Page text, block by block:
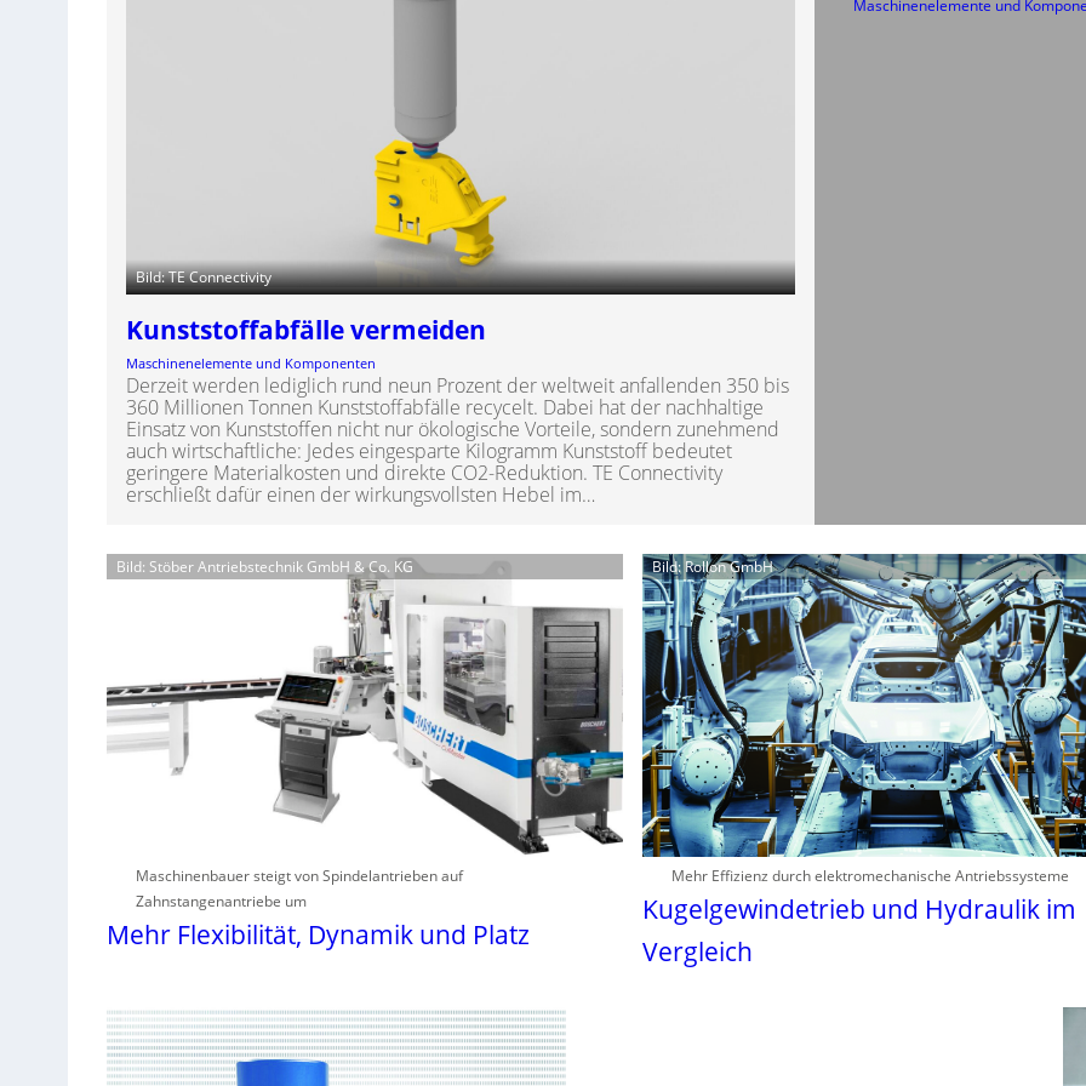
Bild: TE Connectivity
Kunststoffabfälle vermeiden
Maschinenelemente und Komponenten
Derzeit werden lediglich rund neun Prozent der weltweit anfallenden 350 bis
360 Millionen Tonnen Kunststoffabfälle recycelt. Dabei hat der nachhaltige
Einsatz von Kunststoffen nicht nur ökologische Vorteile, sondern zunehmend
auch wirtschaftliche: Jedes eingesparte Kilogramm Kunststoff bedeutet
geringere Materialkosten und direkte CO2-Reduktion. TE Connectivity
erschließt dafür einen der wirkungsvollsten Hebel im…
Maschinenelemente und
Bild: Stöber Antriebstechnik GmbH & Co. KG
Maschinenbauer steigt von Spindelantrieben auf
Zahnstangenantriebe um
Mehr Flexibilität, Dynamik und Platz
Bild: Rollon GmbH
Mehr Effizienz durch elektromechanische Antriebssysteme
Kugelgewindetrieb und Hydraulik im
Vergleich